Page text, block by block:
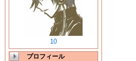
10
プロフィール